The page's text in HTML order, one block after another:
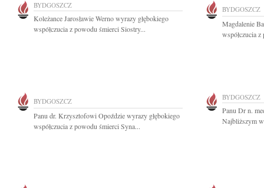
BYDGOSZCZ
Koleżance Jarosławie Werno wyrazy głębokiego
współczucia z powodu śmierci Siostry...
BYDGOSZCZ
Magdalenie
współczucia
BYDGOSZCZ
Panu dr. Krzysztofowi Opoździe wyrazy głębokiego
współczucia z powodu śmierci Syna...
BYDGOSZCZ
Panu Dr n.
Najbliższym